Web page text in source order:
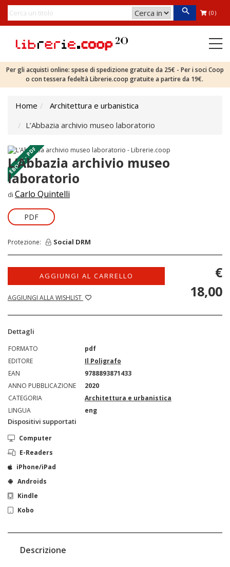
(0)
Per gli acquisti online: spese di spedizione gratuite da 25€ - Per i soci Coop
o con tessera fedeltà Librerie.coop gratuite a partire da 19€.
Home
Architettura e urbanistica
L’Abbazia archivio museo laboratorio
EBOOK - PDF
L’Abbazia archivio museo
laboratorio
di Carlo Quintelli
PDF
Protezione: Social DRM
AGGIUNGI AL CARRELLO
AGGIUNGI ALLA WISHLIST
€
18,00
Dettagli
FORMATO
pdf
EDITORE
Il Poligrafo
EAN
9788893871433
ANNO PUBBLICAZIONE
2020
CATEGORIA
Architettura e urbanistica
LINGUA
eng
Dispositivi supportati
Computer
E-Readers
iPhone/iPad
Androids
Kindle
Kobo
Descrizione